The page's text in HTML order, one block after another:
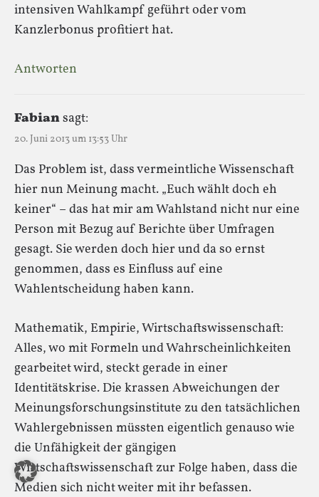
intensiven Wahlkampf geführt oder vom
Kanzlerbonus profitiert hat.
Antworten
Fabiansagt:
20. Juni 2013 um 13:53 Uhr
Das Problem ist, dass vermeintliche Wissenschaft
hier nun Meinung macht. „Euch wählt doch eh
keiner“ – das hat mir am Wahlstand nicht nur eine
Person mit Bezug auf Berichte über Umfragen
gesagt. Sie werden doch hier und da so ernst
genommen, dass es Einfluss auf eine
Wahlentscheidung haben kann.
Mathematik, Empirie, Wirtschaftswissenschaft:
Alles, wo mit Formeln und Wahrscheinlichkeiten
gearbeitet wird, steckt gerade in einer
Identitätskrise. Die krassen Abweichungen der
Meinungsforschungsinstitute zu den tatsächlichen
Wahlergebnissen müssten eigentlich genauso wie
die Unfähigkeit der gängigen
Wirtschaftswissenschaft zur Folge haben, dass die
Medien sich nicht weiter mit ihr befassen.